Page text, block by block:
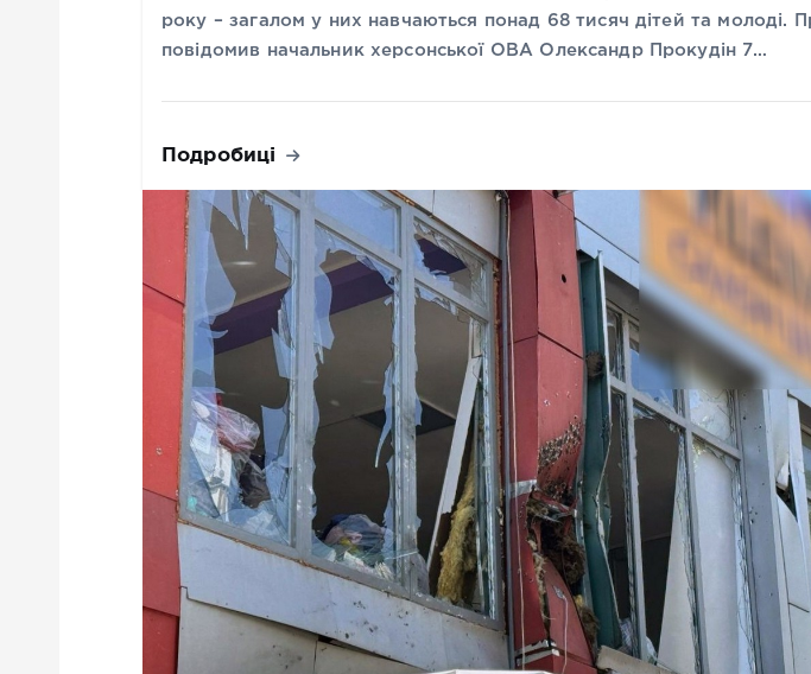
року – загалом у них навчаються понад 68 тисяч дітей та молоді.
повідомив начальник херсонської ОВА Олександр Прокудін 7…
Подробиці